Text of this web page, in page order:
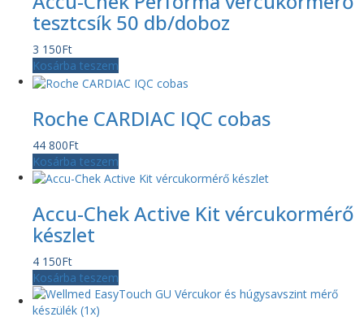
tesztcsík 50 db/doboz
3 150Ft
Kosárba teszem
Roche CARDIAC IQC cobas
44 800Ft
Kosárba teszem
Accu-Chek Active Kit vércukormérő
készlet
4 150Ft
Kosárba teszem